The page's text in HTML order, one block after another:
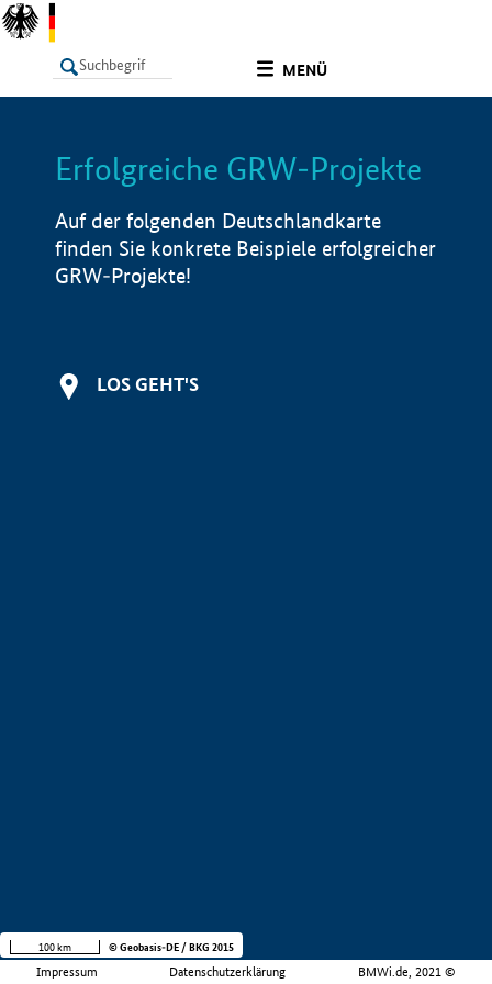
MENÜ
LISTE Info
Erfolgreiche GRW-Projekte
Auf der folgenden Deutschlandkarte
finden Sie konkrete Beispiele erfolgreicher
GRW-Projekte!
LOS GEHT'S
Impressum Datenschutzerklärung BMWi.de, 2021 ©
100 km © Geobasis-DE / BKG 2015